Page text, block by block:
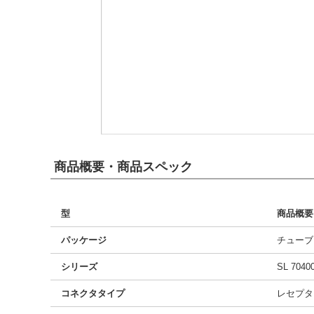
商品概要・商品スペック
型 商品概要
パッケージ チューブ
シリーズ SL
コネクタタイプ レセプ